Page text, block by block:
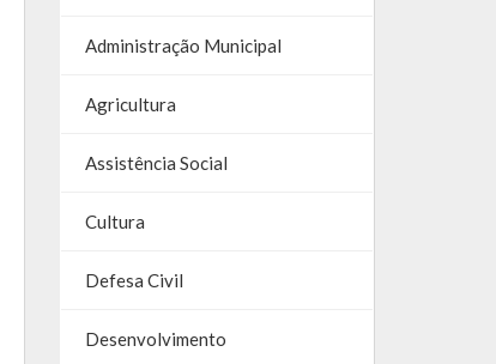
Administração Municipal
Agricultura
Assistência Social
Cultura
Defesa Civil
Desenvolvimento